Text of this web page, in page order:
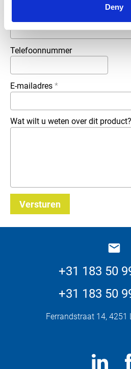
Deny
Telefoonnummer
E-mailadres *
Wat wilt u weten over dit product?
Versturen
+31 183 50
+31 183 50
Ferrandstraat 14, 4251